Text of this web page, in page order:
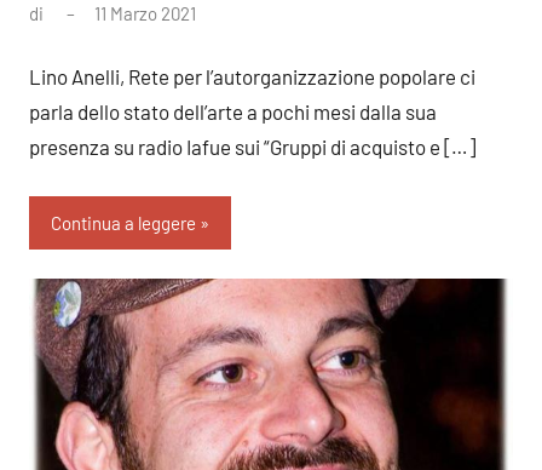
di 11 Marzo 2021
Lino Anelli, Rete per l’autorganizzazione popolare ci
parla dello stato dell’arte a pochi mesi dalla sua
presenza su radio Iafue sui “Gruppi di acquisto e […]
Continua a leggere